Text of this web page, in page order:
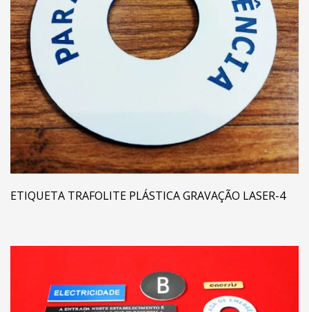
ETIQUETA TRAFOLITE PLÁSTICA GRAVAÇÃO LASER-4